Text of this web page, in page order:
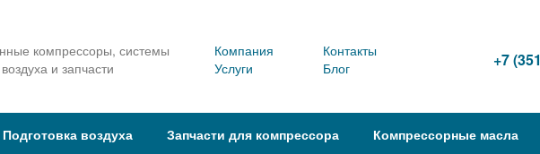
компрессоры, системы
и запчасти
Компания
Услуги
Контакты
Блог
+7
Подготовка воздуха Запчасти для компрессора Компрессорные масла